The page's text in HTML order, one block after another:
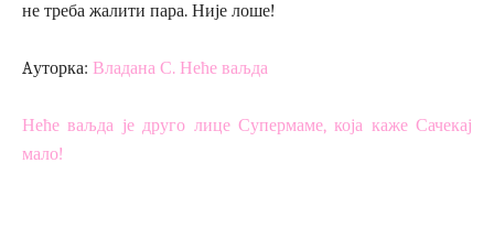
не треба жалити пара. Није лоше!
Aуторка: Владана С. Неће ваљда
Неће ваљда је друго лице Супермаме, која каже Сачекај
мало!